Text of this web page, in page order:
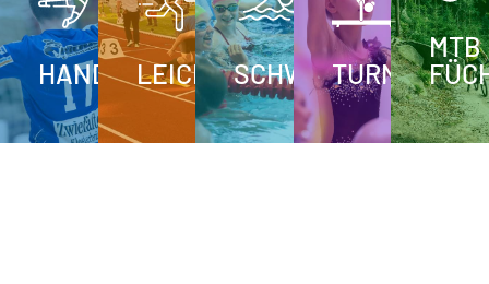
HANDBALLLEICHTATHLETIK
SCHWIMMEN
TURNEN
MTB